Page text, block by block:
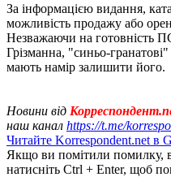
За інформацією видання,
можливість продажу або
Незважаючи на готовність
Грізманна, "синьо-гранатові"
мають намір залишити його.
Новини від
наш канал https://t.me/
Читайте Korrespondent.net в
Якщо ви помітили помилку,
натисніть Ctrl + Enter, щоб